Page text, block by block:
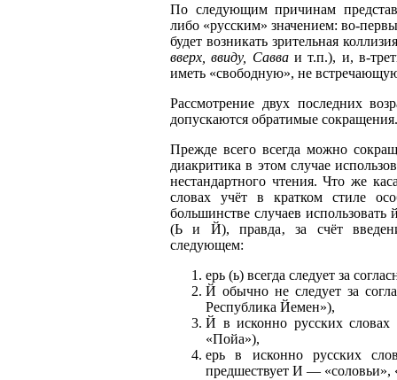
По следующим причинам
либо «русским» значением: во-
будет возникать зрительная
вверх, ввиду, Савваи т.п.), и, в-
иметь «свободную», не
Рассмотрение двух последних
допускаются обратимые сокращения.
Прежде всего всегда можно
диакритика в этом случае
нестандартного чтения. Что же
словах учёт в кратком стиле
большинстве случаев использовать
(Ь и Й), правда‚ за счёт
следующем:
ерь (ь) всегда следует за
Й обычно не следует за
Республика Йемен»),
Й в исконно русских
«Пойа»),
ерь в исконно русских
предшествует И — «соловьи»,